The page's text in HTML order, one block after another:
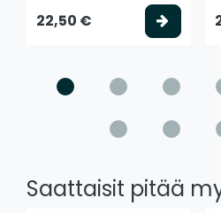
22,50 €
Saattaisit pitää